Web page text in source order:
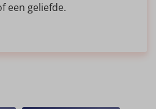
een geliefde.